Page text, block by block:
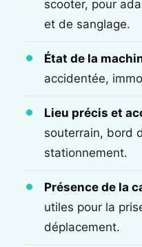
scooter, pour
et de sanglage.
État de la
accidentée,
Lieu précis et
souterrain, bord
stationnement.
Présence de la
utiles pour la
déplacement.